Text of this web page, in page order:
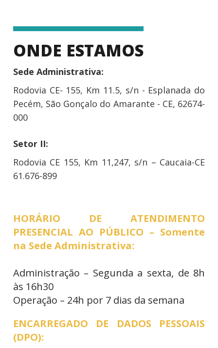
ONDE ESTAMOS
Sede Administrativa:
Rodovia CE- 155, Km 11.5, s/n - Esplanada do
Pecém, São Gonçalo do Amarante - CE, 62674-
000
Setor II:
Rodovia CE 155, Km 11,247, s/n – Caucaia-CE
61.676-899
HORÁRIO DE ATENDIMENTO
PRESENCIAL AO PÚBLICO – Somente
na Sede Administrativa:
Administração – Segunda a sexta, de 8h
às 16h30
Operação – 24h por 7 dias da semana
ENCARREGADO DE DADOS PESSOAIS
(DPO):